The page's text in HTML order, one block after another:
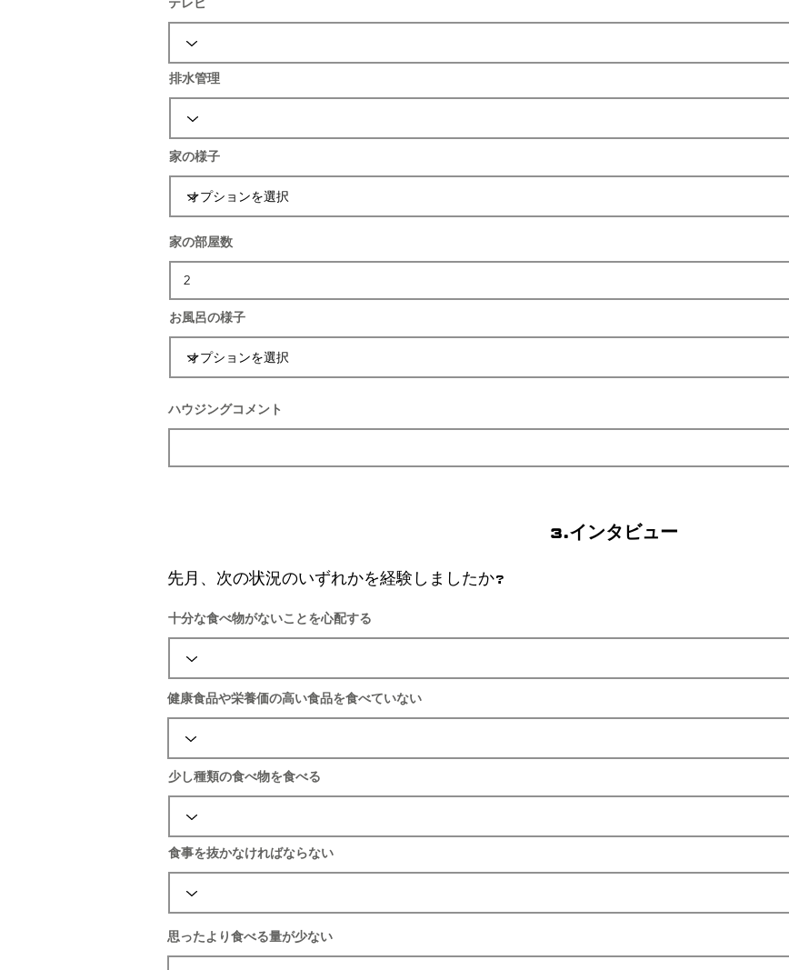
排水管理
家の様子
家の部屋数
お風呂の様子
ハウジングコメント
3.インタビュー
先月、次の状況のいずれかを経験しましたか?
十分な食べ物がないことを心配する
健康食品や栄養価の高い食品を食べていない
少し種類の食べ物を食べる
食事を抜かなければならない
思ったより食べる量が少ない